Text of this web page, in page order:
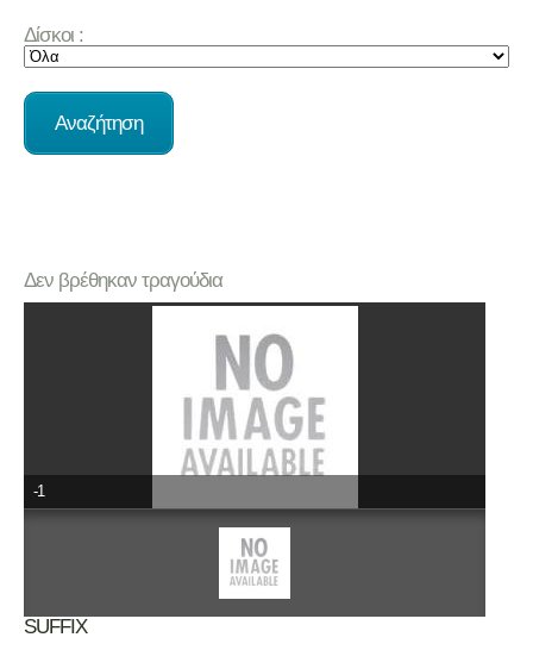
Δίσκοι :
Δεν βρέθηκαν τραγούδια
-1
SUFFIX